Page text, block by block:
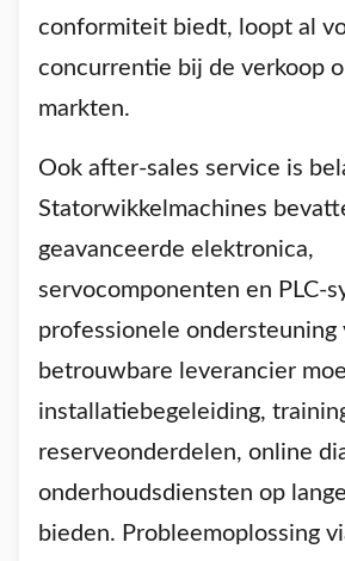
conformiteit biedt, loopt al
concurrentie bij de verkoop
markten.
Ook after-sales service is
Statorwikkelmachines
geavanceerde elektronica,
servocomponenten en PLC-
professionele ondersteuning
betrouwbare leverancier
installatiebegeleiding,
reserveonderdelen, online
onderhoudsdiensten op
bieden. Probleemoplossing